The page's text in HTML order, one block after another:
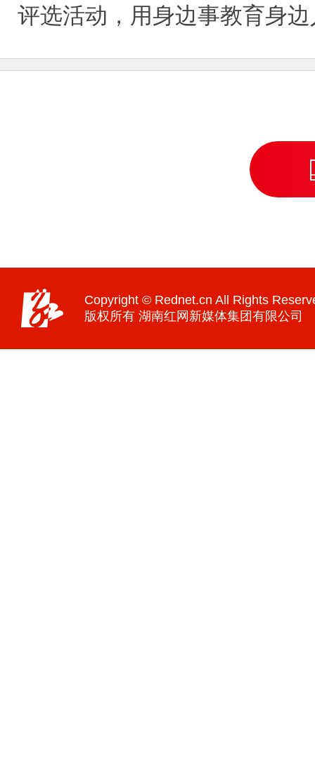
评选活动，用身边事教育身
Copyright © Rednet.cn All Rights
版权所有 湖南红网新媒体集团有限公司